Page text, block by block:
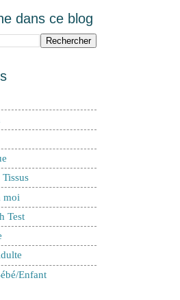
dans ce blog
moi
Test
Enfant